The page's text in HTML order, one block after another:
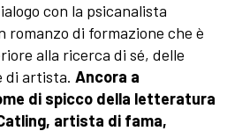
con la psicanalista
romanzo di formazione che è
alla ricerca di sé, delle
di artista. Ancora a
di spicco della letteratura
artista di fama,